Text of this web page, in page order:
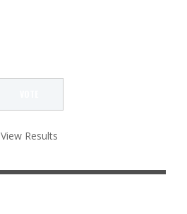
View Results